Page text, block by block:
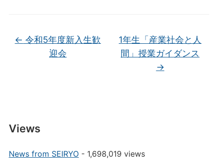
← 令和5年度新入生歓
迎会
1年生「産業社会と人
間」授業ガイダンス
→
Views
News from SEIRYO- 1,698,019 views